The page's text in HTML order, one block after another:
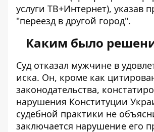
услуги ТВ+Интернет), указав
"переезд в другой город".
Каким было
Суд отказал мужчине в
иска. Он, кроме как
законодательства,
нарушения Конституции
судебной практики не
заключается нарушение его